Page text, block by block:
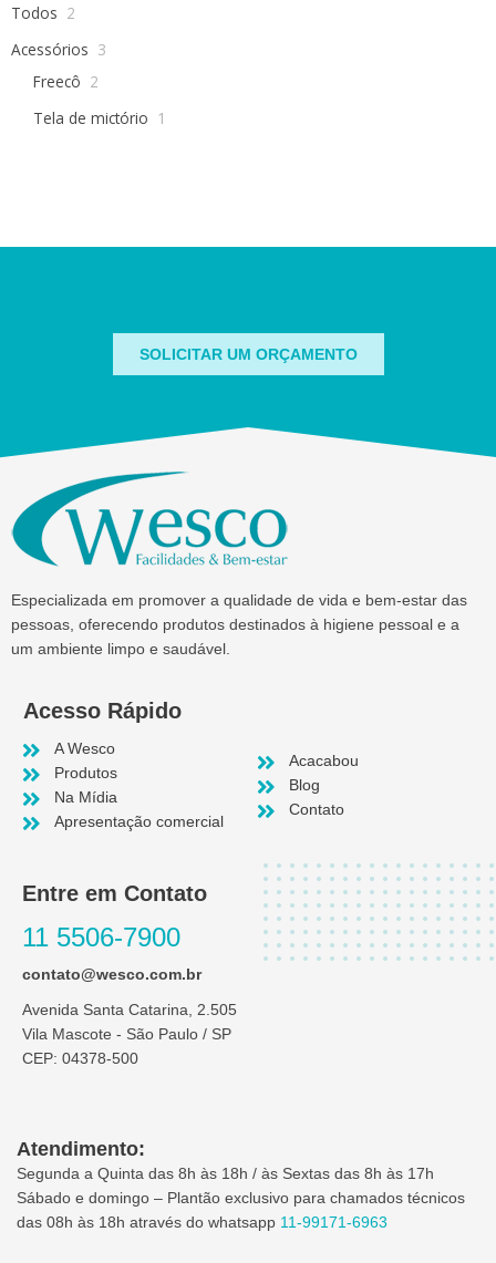
Todos 2
Acessórios 3
Freecô 2
Tela de mictório 1
SOLICITAR UM ORÇAMENTO
Especializada em promover a qualidade de vida e bem-estar das
pessoas, oferecendo produtos destinados à higiene pessoal e a
um ambiente limpo e saudável.
Acesso Rápido
A Wesco
Produtos
Na Mídia
Apresentação comercial
Acacabou
Blog
Contato
Entre em Contato
11 5506-7900
contato@wesco.com.br
Avenida Santa Catarina, 2.505
Vila Mascote - São Paulo / SP
CEP: 04378-500
Atendimento:
Segunda a Quinta das 8h às 18h / às Sextas das 8h às 17h
Sábado e domingo – Plantão exclusivo para chamados técnicos
das 08h às 18h através do whatsapp 11-99171-6963